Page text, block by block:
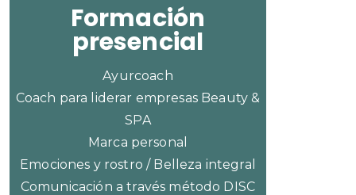
Formación
presencial
Ayurcoach
Coach para liderar empresas Beauty &
SPA
Marca personal
Emociones y rostro / Belleza integral
Comunicación a través método DISC